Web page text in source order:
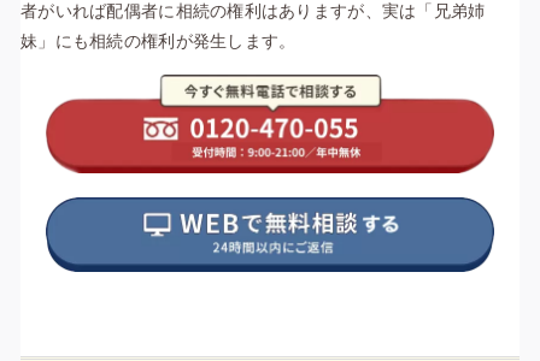
者がいれば配偶者に相続の権利はありますが、実は「兄弟姉
妹」にも相続の権利が発生します。